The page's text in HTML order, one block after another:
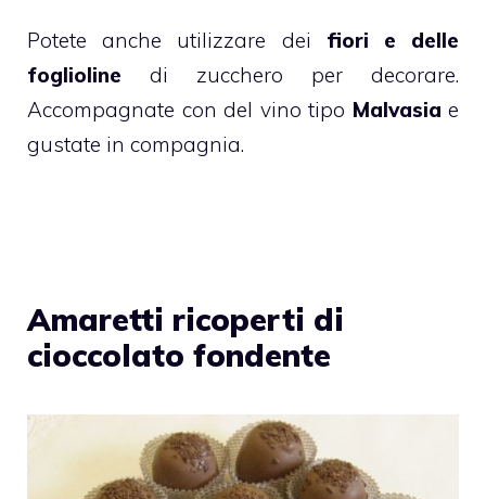
Potete anche utilizzare dei fiori e delle
foglioline di zucchero per decorare.
Accompagnate con del vino tipo Malvasia e
gustate in compagnia.
Amaretti ricoperti di
cioccolato fondente